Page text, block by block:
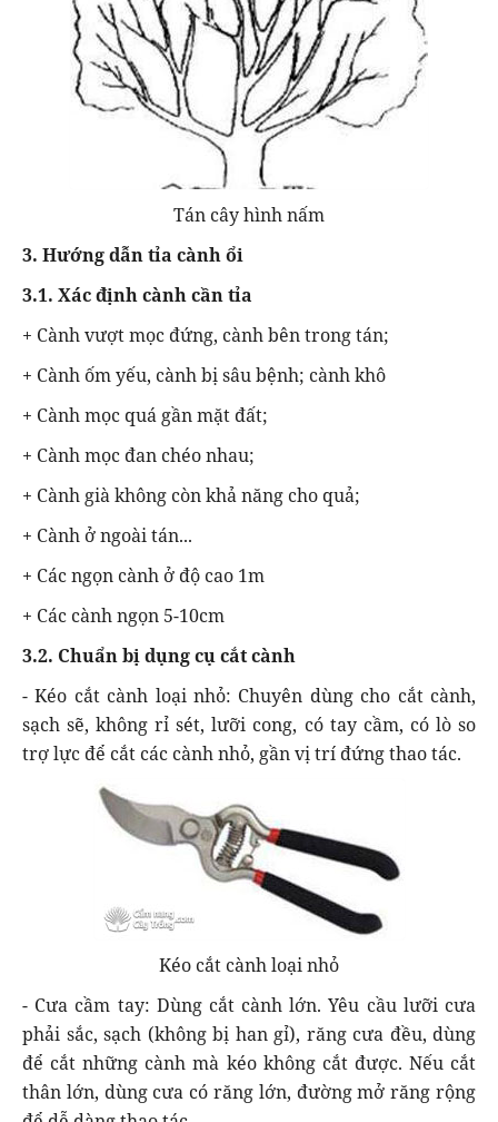
Tán cây hình nấm
3. Hướng dẫn tỉa cành ổi
3.1. Xác định cành cần tỉa
+ Cành vượt mọc đứng, cành bên trong tán;
+ Cành ốm yếu, cành bị sâu bệnh; cành khô
+ Cành mọc quá gần mặt đất;
+ Cành mọc đan chéo nhau;
+ Cành già không còn khả năng cho quả;
+ Cành ở ngoài tán...
+ Các ngọn cành ở độ cao 1m
+ Các cành ngọn 5-10cm
3.2. Chuẩn bị dụng cụ cắt cành
- Kéo cắt cành loại nhỏ: Chuyên dùng cho cắt cành,
sạch sẽ, không rỉ sét, lưỡi cong, có tay cầm, có lò so
trợ lực để cắt các cành nhỏ, gần vị trí đứng thao tác.
Kéo cắt cành loại nhỏ
- Cưa cầm tay: Dùng cắt cành lớn. Yêu cầu lưỡi cưa
phải sắc, sạch (không bị han gỉ), răng cưa đều, dùng
để cắt những cành mà kéo không cắt được. Nếu cắt
thân lớn, dùng cưa có răng lớn, đường mở răng rộng